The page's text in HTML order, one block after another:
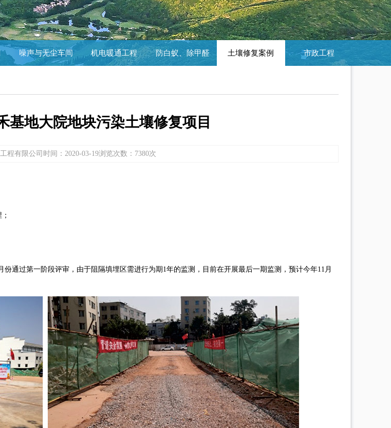
噪声与无尘车间 机电暖通工程 防白蚁、除甲醛 土壤修复案例 市政工程
基地大院地块污染土壤修复项目
程有限公司 时间：2020-03-19浏览次数：7380次
份通过第一阶段评审，由于阻隔填埋区需进行为期1年的监测，目前在开展最后一期监测，预计今年11月